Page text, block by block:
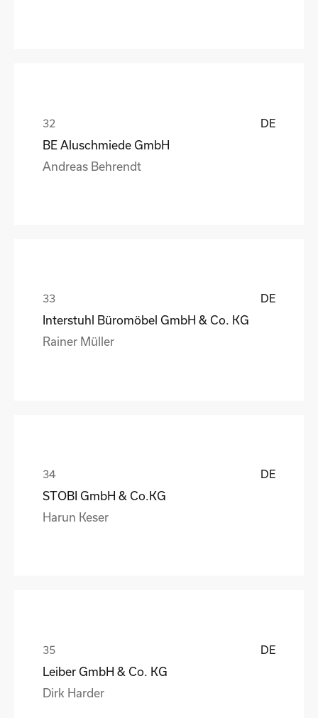
DE
BE Aluschmiede GmbH
Andreas Behrendt
DE
Interstuhl Büromöbel GmbH & Co. KG
Rainer Müller
DE
STOBI GmbH & Co.KG
Harun Keser
DE
Leiber GmbH & Co. KG
Dirk Harder